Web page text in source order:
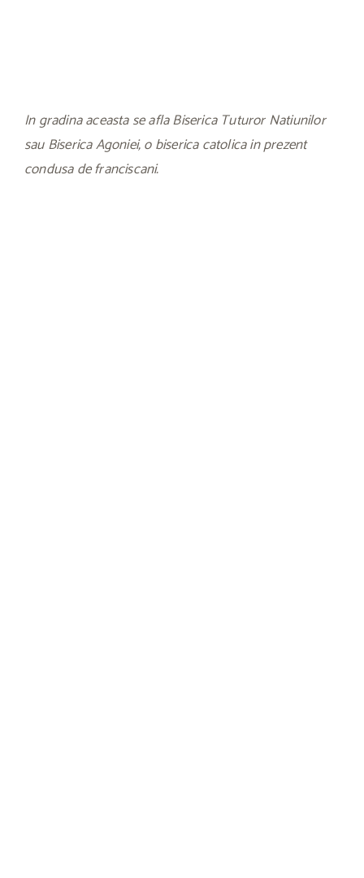
In gradina aceasta se afla Biserica Tuturor Natiunilor
sau Biserica Agoniei, o biserica catolica in prezent
condusa de franciscani.